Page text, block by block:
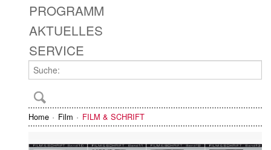
PROGRAMM
AKTUELLES
SERVICE
Home Film FILM & SCHRIFT